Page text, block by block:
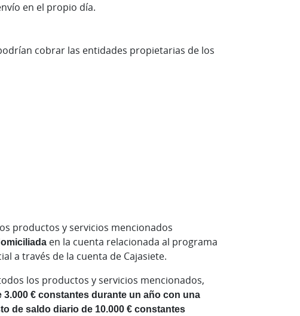
en el propio día.
cobrar las entidades propietarias de los
productos y servicios mencionados
en la cuenta relacionada al programa
a través de la cuenta de Cajasiete.
los productos y servicios mencionados,
3.000 € constantes durante un año con una
de saldo diario de 10.000 € constantes